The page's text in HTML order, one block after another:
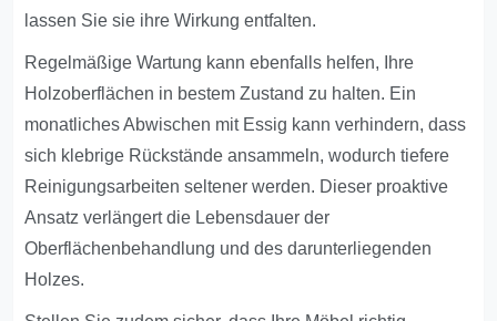
lassen Sie sie ihre Wirkung entfalten.
Regelmäßige Wartung kann ebenfalls helfen, Ihre
Holzoberflächen in bestem Zustand zu halten. Ein
monatliches Abwischen mit Essig kann verhindern, dass
sich klebrige Rückstände ansammeln, wodurch tiefere
Reinigungsarbeiten seltener werden. Dieser proaktive
Ansatz verlängert die Lebensdauer der
Oberflächenbehandlung und des darunterliegenden
Holzes.